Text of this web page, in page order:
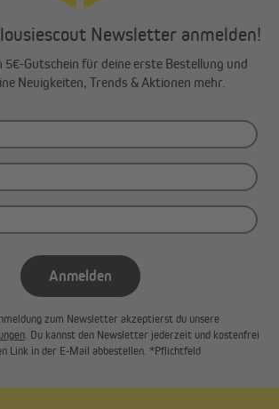
Newsletter anmelden!
5€-Gutschein für deine erste Bestellung und
Neuigkeiten, Trends & Aktionen mehr.
Anmelden
zum Newsletter akzeptierst du unsere
. Du kannst den Newsletter jederzeit und kostenfrei
Link in der E-Mail abbestellen. *Pflichtfeld